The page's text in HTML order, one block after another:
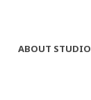
ABOUT STUDIO